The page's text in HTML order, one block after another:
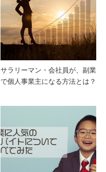
サラリーマン・会社員が、副業
で個人事業主になる方法とは？